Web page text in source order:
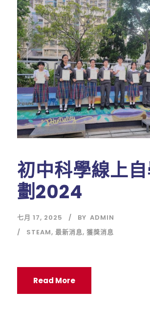
初中科學線上
劃2024
七月 17, 2025 BY ADMIN
STEAM, 最新消息, 獲獎消息
Read More